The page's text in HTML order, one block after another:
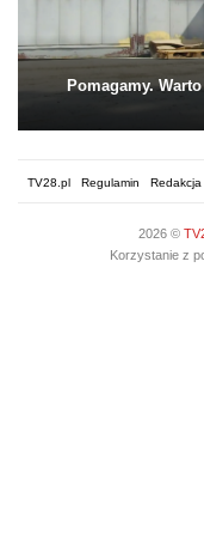
Pomagamy.
TV28.pl Regulamin Redakcja
2026 ©
Korzystanie z